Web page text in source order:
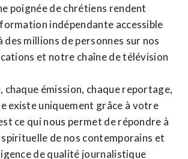
poignée de chrétiens rendent
indépendante accessible
millions de personnes sur nos
et notre chaîne de télévision
chaque émission, chaque reportage,
existe uniquement grâce à votre
ce qui nous permet de répondre à
spirituelle de nos contemporains et
de qualité journalistique